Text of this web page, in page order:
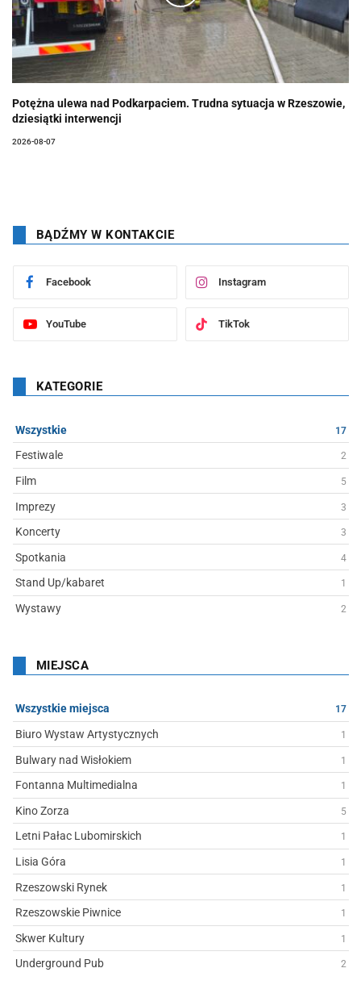
Potężna ulewa nad Podkarpaciem. Trudna sytuacja w Rzeszowie,
dziesiątki interwencji
2026-08-07
BĄDŹMY W KONTAKCIE
Facebook Instagram
YouTube TikTok
KATEGORIE
Wszystkie 17
Festiwale 2
Film 5
Imprezy 3
Koncerty 3
Spotkania 4
Stand Up/kabaret 1
Wystawy 2
MIEJSCA
Wszystkie miejsca 17
Biuro Wystaw Artystycznych 1
Bulwary nad Wisłokiem 1
Fontanna Multimedialna 1
Kino Zorza 5
Letni Pałac Lubomirskich 1
Lisia Góra 1
Rzeszowski Rynek 1
Rzeszowskie Piwnice 1
Skwer Kultury 1
Underground Pub 2